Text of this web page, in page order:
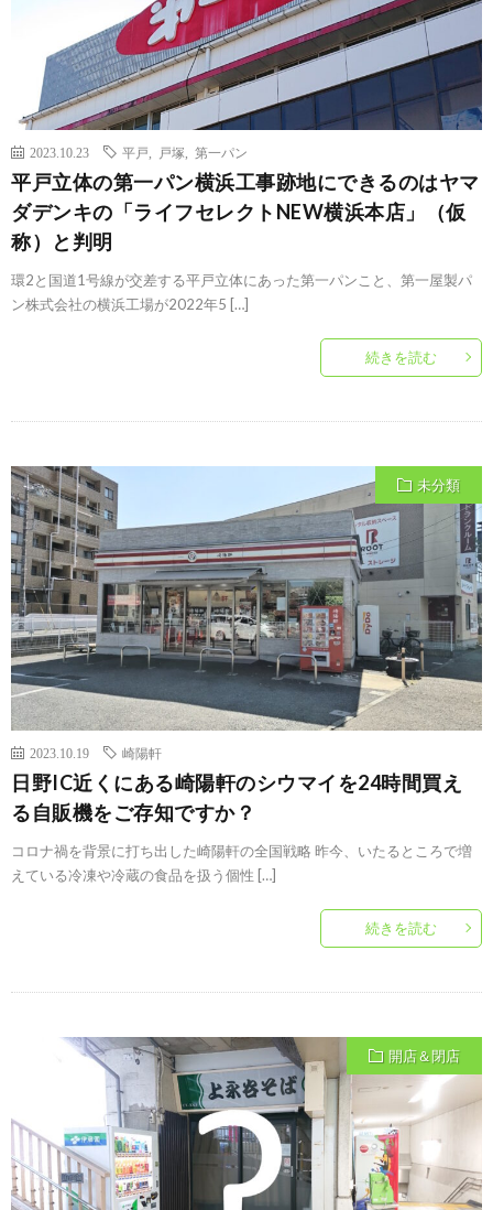
2023.10.23 平戸 戸塚 第一パン
平戸立体の第一パン横浜工事跡地にできるのはヤマ
ダデンキの「ライフセレクトNEW横浜本店」（仮
称）と判明
環2と国道1号線が交差する平戸立体にあった第一パンこと、第一屋製パ
ン株式会社の横浜工場が2022年5 […]
続きを読む
未分類
2023.10.19 崎陽軒
日野IC近くにある崎陽軒のシウマイを24時間買え
る自販機をご存知ですか？
コロナ禍を背景に打ち出した崎陽軒の全国戦略 昨今、いたるところで増
えている冷凍や冷蔵の食品を扱う個性 […]
続きを読む
開店＆閉店